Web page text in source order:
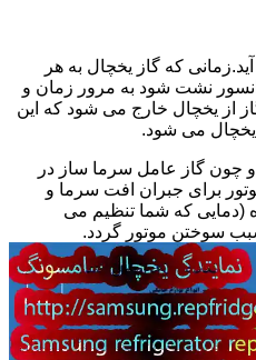
که گاز یخچال به هر
نشت شود به مرور زمان و
از یخچال خارج می شود که این
یخچال می شود.
و چون گاز عامل سرما ساز در
برای جبران افت سرما و
(دمایی که شما تنظیم می
سوختن موتور گردد.